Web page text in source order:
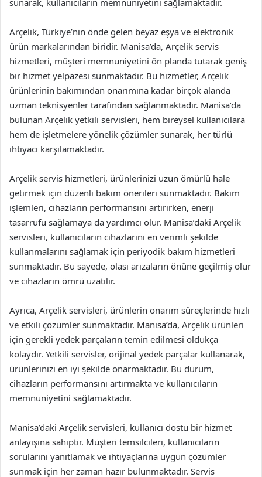
Arçelik, Türkiye’nin önde gelen beyaz eşya ve elektronik
ürün markalarından biridir. Manisa’da, Arçelik servis
hizmetleri, müşteri memnuniyetini ön planda tutarak geniş
bir hizmet yelpazesi sunmaktadır. Bu hizmetler, Arçelik
ürünlerinin bakımından onarımına kadar birçok alanda
uzman teknisyenler tarafından sağlanmaktadır. Manisa’da
bulunan Arçelik yetkili servisleri, hem bireysel kullanıcılara
hem de işletmelere yönelik çözümler sunarak, her türlü
ihtiyacı karşılamaktadır.
Arçelik servis hizmetleri, ürünlerinizi uzun ömürlü hale
getirmek için düzenli bakım önerileri sunmaktadır. Bakım
işlemleri, cihazların performansını artırırken, enerji
tasarrufu sağlamaya da yardımcı olur. Manisa’daki Arçelik
servisleri, kullanıcıların cihazlarını en verimli şekilde
kullanmalarını sağlamak için periyodik bakım hizmetleri
sunmaktadır. Bu sayede, olası arızaların önüne geçilmiş olur
ve cihazların ömrü uzatılır.
Ayrıca, Arçelik servisleri, ürünlerin onarım süreçlerinde hızlı
ve etkili çözümler sunmaktadır. Manisa’da, Arçelik ürünleri
için gerekli yedek parçaların temin edilmesi oldukça
kolaydır. Yetkili servisler, orijinal yedek parçalar kullanarak,
ürünlerinizi en iyi şekilde onarmaktadır. Bu durum,
cihazların performansını artırmakta ve kullanıcıların
memnuniyetini sağlamaktadır.
Manisa’daki Arçelik servisleri, kullanıcı dostu bir hizmet
anlayışına sahiptir. Müşteri temsilcileri, kullanıcıların
sorularını yanıtlamak ve ihtiyaçlarına uygun çözümler
sunmak için her zaman hazır bulunmaktadır. Servis